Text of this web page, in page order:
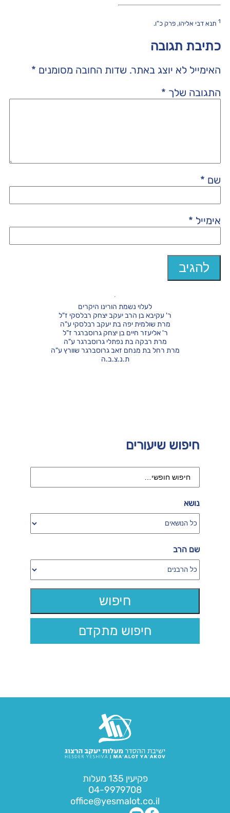
1תנא דבי אליהו, פרק כ"ו.
כתיבת תגובה
האימייל לא יוצג באתר. שדות החובה מסומנים *
התגובה שלך *
שם *
אימייל *
חיפוש שיעורים
נושא
שם הרב
חיפוש מתקדם
לעלוי נשמת הורינו היקרים
ר' עקיבא בן הרב יעקב יצחק רבלסקי ז"ל
מרת שולמית יפה בת יעקב רבלסקי ע"ה
ר' אליעזר חיים בן יצחק גרוסברגר ז"ל
מרת רבקה בת נפתלי גרוסברגר ע"ה
מרת רחל בת מנחם זאב גרוסברגר שוורץ ע"ה
ת.נ.צ.ב.ה
פקיעין 135 מעלות
04-9979708
office@yesmalot.co.il